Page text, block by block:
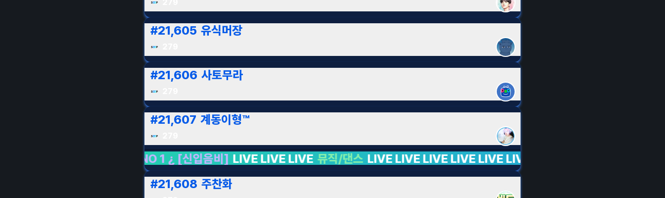
#21,605 유식머장
#21,606 사토무라
#21,607 계동이형™
LIVE LIVE LIVE 뮤직/댄스 LIVE LIVE LIVE LIVE LIVE LIVE LIVE LIVE LIVE LIVE LIVE LIVE LIVE LIVE LIVE
#21,608 주찬화